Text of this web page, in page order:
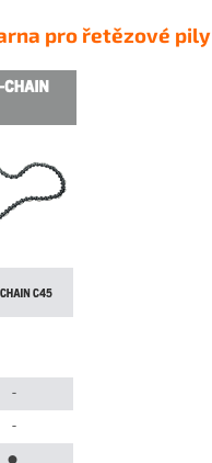
pro řetězové pily